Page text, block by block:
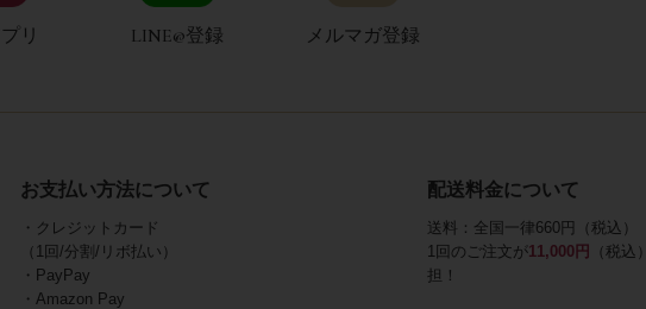
リ LINE@登録 メルマガ登録
お支払い方法について
・クレジットカード
（1回/分割/リボ払い）
・PayPay
・Amazon Pay
配送料金について
送料：全国一律660円（税込）
1回のご注文が11,000円
（税込
担！